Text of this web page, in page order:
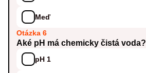
Meď
Otázka 6
Aké pH má chemicky čistá voda?
pH 1